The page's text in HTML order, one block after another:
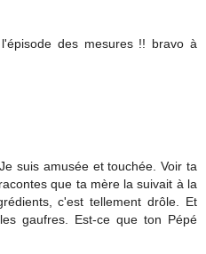
des mesures !! bravo à
suis amusée et touchée. Voir ta
que ta mère la suivait à la
c'est tellement drôle. Et
gaufres. Est-ce que ton Pépé